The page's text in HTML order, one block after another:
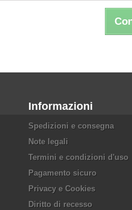
Informazioni
Spedizioni e consegna
Note legali
Termini e condizioni d'uso
Pagamento sicuro
Privacy e Cookies
Diritto di recesso